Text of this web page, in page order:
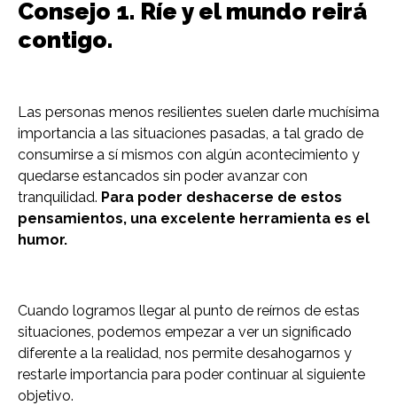
Consejo 1. Ríe y el mundo reirá
contigo.
Las personas menos resilientes suelen darle muchísima
importancia a las situaciones pasadas, a tal grado de
consumirse a sí mismos con algún acontecimiento y
quedarse estancados sin poder avanzar con
tranquilidad. Para poder deshacerse de estos
pensamientos, una excelente herramienta es el
humor.
Cuando logramos llegar al punto de reírnos de estas
situaciones, podemos empezar a ver un significado
diferente a la realidad, nos permite desahogarnos y
restarle importancia para poder continuar al siguiente
objetivo.